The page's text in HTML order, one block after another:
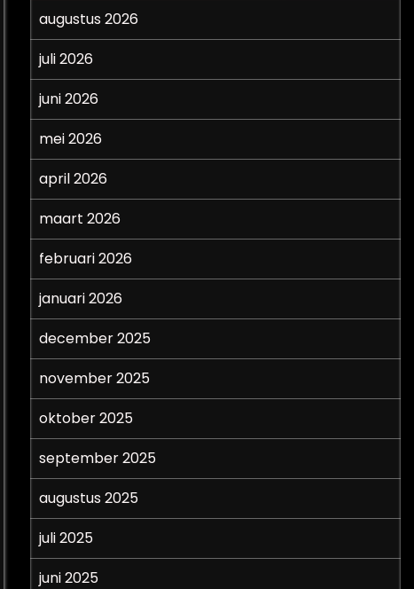
augustus 2026
juli 2026
juni 2026
mei 2026
april 2026
maart 2026
februari 2026
januari 2026
december 2025
november 2025
oktober 2025
september 2025
augustus 2025
juli 2025
juni 2025